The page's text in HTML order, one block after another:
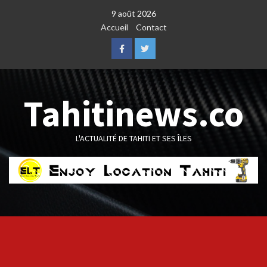
9 août 2026
Accueil
Contact
FacebookTwitter
Tahitinews.co
L'ACTUALITÉ DE TAHITI ET SES ÎLES